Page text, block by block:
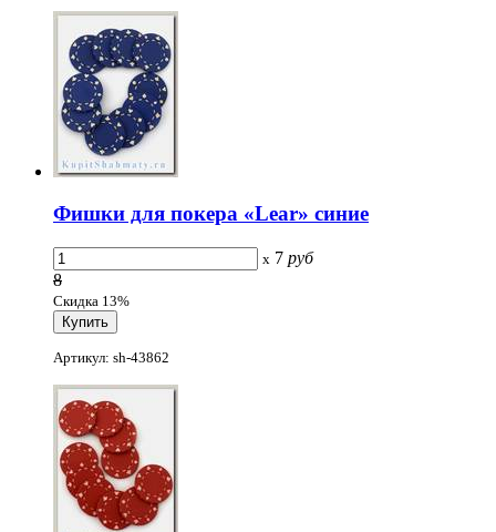
Фишки для покера «Lear» синие
x 7 руб
8
Скидка 13%
Артикул: sh-43862